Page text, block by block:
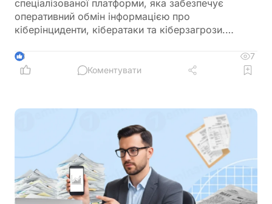
спеціалізованої платформи, яка забезпечує
оперативний обмін інформацією про
кіберінциденти, кібератаки та кіберзагрози.
між державними органами, операторами
критичної інфраструктури та іншими суб’єктами
3
7
Коментувати